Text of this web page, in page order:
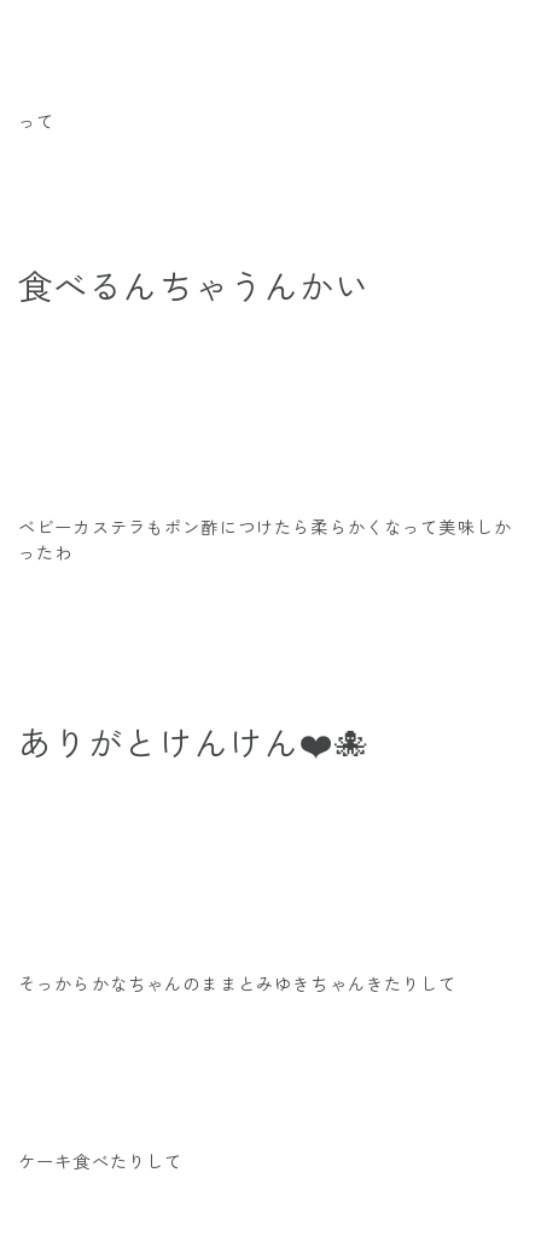
って
食べるんちゃうんかい
ベビーカステラもポン酢につけたら柔らかくなって美味しか
ったわ
ありがとけんけん❤️🐙
そっからかなちゃんのままとみゆきちゃんきたりして
ケーキ食べたりして